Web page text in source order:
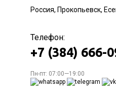
Россия, Прокопьевск,
Телефон:
+7 (384) 666-
Пн-пт: 07:00—19:00